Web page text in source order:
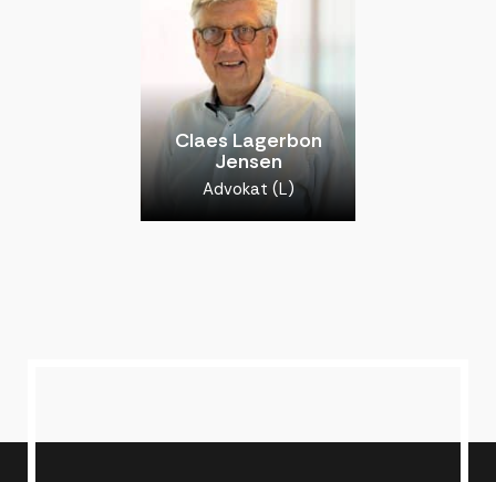
Claes Lagerbon
Jensen
Advokat (L)